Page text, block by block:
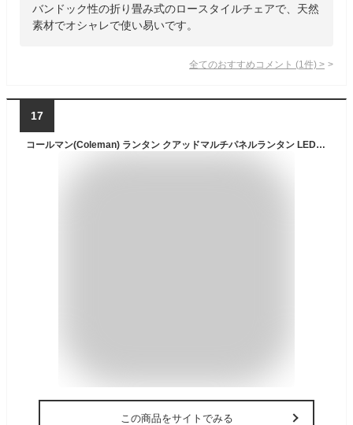
バンドック性の折り畳み式のロースタイルチェアで、天然
素材でオシャレで使い易いです。
全てのおすすめコメント (1 件) >
17
コールマン(Coleman) ランタン クアッドマルチパネルランタン LED 乾電池式 約800ルーメン レッド 2000031270
この商品をサイトでみる